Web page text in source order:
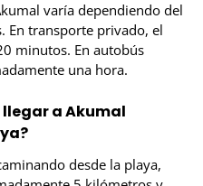
varía dependiendo del
En transporte privado, el
minutos. En autobús
una hora.
a Akumal
desde la playa,